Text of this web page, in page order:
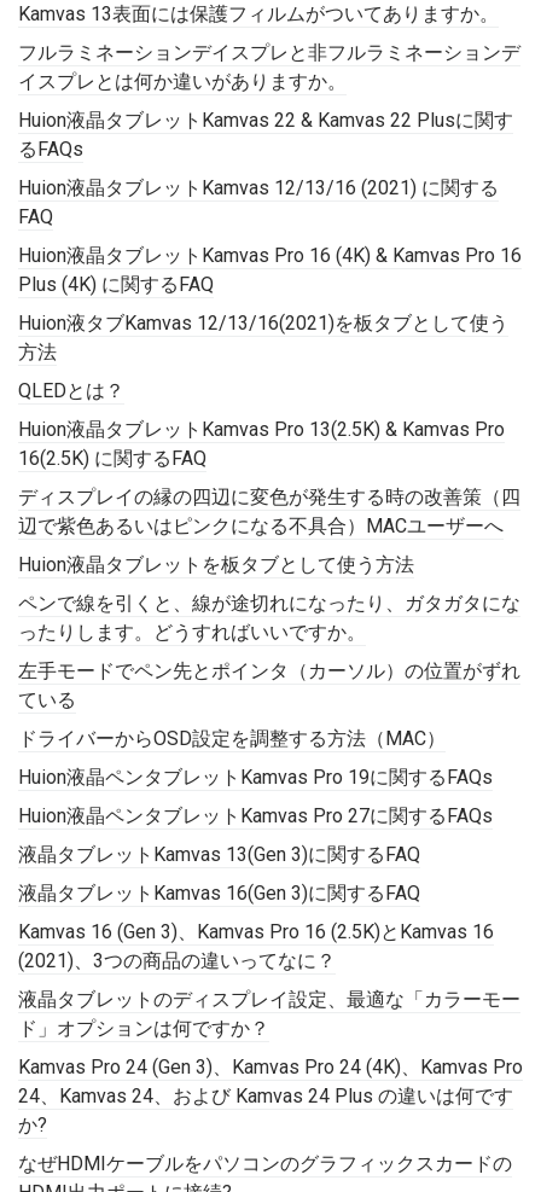
Kamvas 13表面には保護フィルムがついてありますか。
フルラミネーションデイスプレと非フルラミネーションデ
イスプレとは何か違いがありますか。
Huion液晶タブレットKamvas 22 & Kamvas 22 Plusに関す
るFAQs
Huion液晶タブレットKamvas 12/13/16 (2021) に関する
FAQ
Huion液晶タブレットKamvas Pro 16 (4K) & Kamvas Pro 16
Plus (4K) に関するFAQ
Huion液タブKamvas 12/13/16(2021)を板タブとして使う
方法
QLEDとは？
Huion液晶タブレットKamvas Pro 13(2.5K) & Kamvas Pro
16(2.5K) に関するFAQ
ディスプレイの縁の四辺に変色が発生する時の改善策（四
辺で紫色あるいはピンクになる不具合）MACユーザーへ
Huion液晶タブレットを板タブとして使う方法
ペンで線を引くと、線が途切れになったり、ガタガタにな
ったりします。どうすればいいですか。
左手モードでペン先とポインタ（カーソル）の位置がずれ
ている
ドライバーからOSD設定を調整する方法（MAC）
Huion液晶ペンタブレットKamvas Pro 19に関するFAQs
Huion液晶ペンタブレットKamvas Pro 27に関するFAQs
液晶タブレットKamvas 13(Gen 3)に関するFAQ
液晶タブレットKamvas 16(Gen 3)に関するFAQ
Kamvas 16 (Gen 3)、Kamvas Pro 16 (2.5K)とKamvas 16
(2021)、3つの商品の違いってなに？
液晶タブレットのディスプレイ設定、最適な「カラーモー
ド」オプションは何ですか？
Kamvas Pro 24 (Gen 3)、Kamvas Pro 24 (4K)、Kamvas Pro
24、Kamvas 24、および Kamvas 24 Plus の違いは何です
か?
なぜHDMIケーブルをパソコンのグラフィックスカードの